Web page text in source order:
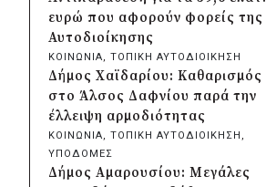
αγώνα στο «Μ.
Κρητικόπουλος»
πριν από 2 μέρες
Δήμος Πειραιά: Νέες
ασφαλτοστρώσεις σε Α΄ και Β΄
Δημοτική Κοινότητα με
πρόγραμμα 2 εκατ. ευρώ
πριν από 2 μέρες
Η Marko Marković Orkestar
ευρώ που αφορούν φορείς της
Αυτοδιοίκησης
ΚΟΙΝΩΝΙΑ, ΤΟΠΙΚΗ ΑΥΤΟΔΙΟΙΚΗΣΗ
Δήμος Χαϊδαρίου: Καθαρισμός
στο Άλσος Δαφνίου παρά την
έλλειψη αρμοδιότητας
ΚΟΙΝΩΝΙΑ, ΤΟΠΙΚΗ ΑΥΤΟΔΙΟΙΚΗΣΗ
ΥΠΟΔΟΜΕΣ
Δήμος Αμαρουσίου: Μεγάλες